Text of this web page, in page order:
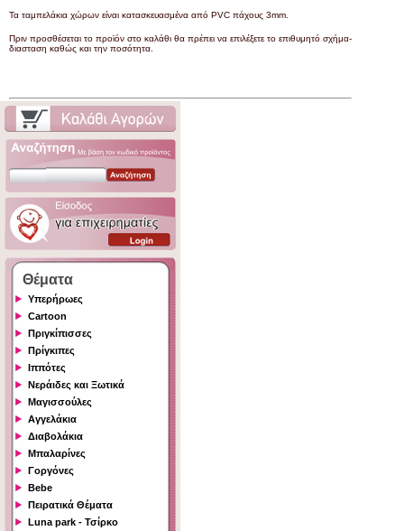
Τα ταμπελάκια χώρων είναι κατασκευασμένα από PVC πάχους 3mm.
Πριν προσθέσεται το προϊόν στο καλάθι θα πρέπει να επιλέξετε το επιθυμητό σχήμα-
διασταση καθώς και την ποσότητα.
Θέματα
Υπερήρωες
Cartoon
Πριγκίπισσες
Πρίγκιπες
Ιππότες
Νεράιδες και Ξωτικά
Μαγισσούλες
Αγγελάκια
Διαβολάκια
Μπαλαρίνες
Γοργόνες
Bebe
Πειρατικά Θέματα
Luna park - Τσίρκο